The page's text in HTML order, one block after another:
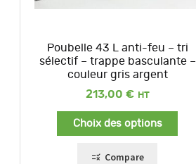
Poubelle 43 L anti-feu – tri
sélectif – trappe basculante –
couleur gris argent
213,00 €
Choix des options
Compare